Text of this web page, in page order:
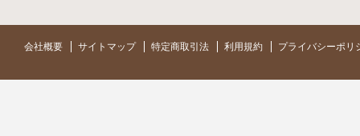
会社概要 サイトマップ 特定商取引法 利用規約 プライバシーポリ